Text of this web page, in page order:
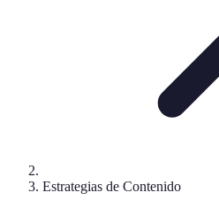
Estrategias de Contenido